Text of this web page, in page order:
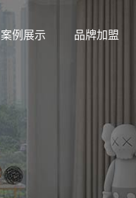
案例展示 品牌加盟